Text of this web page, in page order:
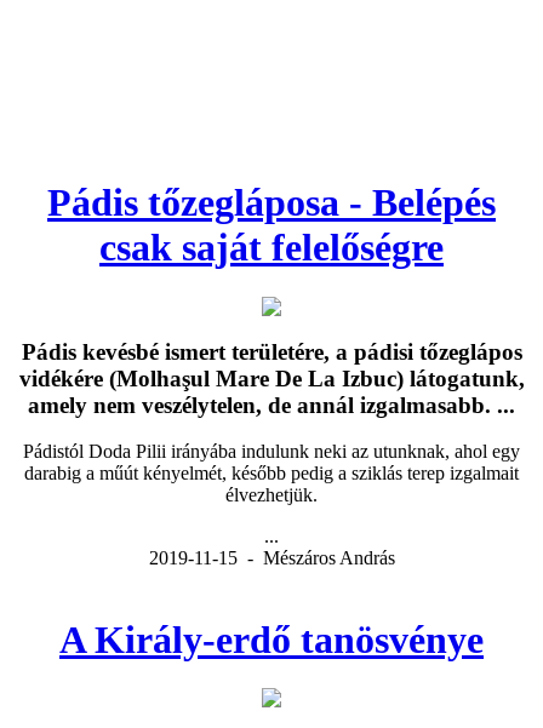
Pádis tőzegláposa - Belépés
csak saját felelőségre
Pádis kevésbé ismert területére, a pádisi tőzeglápos
vidékére (Molhaşul Mare De La Izbuc) látogatunk,
amely nem veszélytelen, de annál izgalmasabb. ...
Pádistól Doda Pilii irányába indulunk neki az utunknak, ahol egy
darabig a műút kényelmét, később pedig a sziklás terep izgalmait
élvezhetjük.
...
2019-11-15 - Mészáros András
A Király-erdő tanösvénye